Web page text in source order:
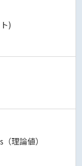
)
理論値）